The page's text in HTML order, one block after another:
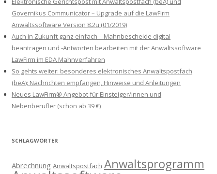
Governikus Communicator – Upgrade auf die LawFirm
Anwaltssoftware Version 8.2u (01/2019)
Auch in Zukunft ganz einfach – Mahnbescheide digital
beantragen und -Antworten bearbeiten mit der Anwaltssoftware
LawFirm im EDA Mahnverfahren
So gehts weiter: besonderes elektronisches Anwaltspostfach
(beA): Nachrichten empfangen, Hinweise und Anleitungen
Neues LawFirm® Angebot für Einsteiger/innen und
Nebenberufler (schon ab 39 €)
SCHLAGWÖRTER
Abrechnung Anwaltspostfach Anwaltsprogramm